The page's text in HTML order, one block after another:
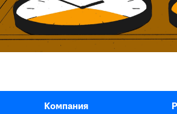
Компания